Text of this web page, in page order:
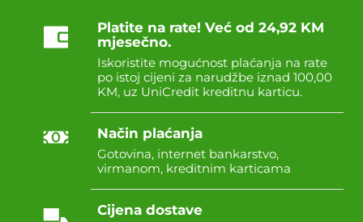
Platite na rate! Već od 24,92 KM
mjesečno.
Iskoristite mogućnost plaćanja na rate
po istoj cijeni za narudžbe iznad 100,00
KM, uz UniCredit kreditnu karticu.
Način plaćanja
Gotovina, internet bankarstvo,
virmanom, kreditnim karticama
Cijena dostave